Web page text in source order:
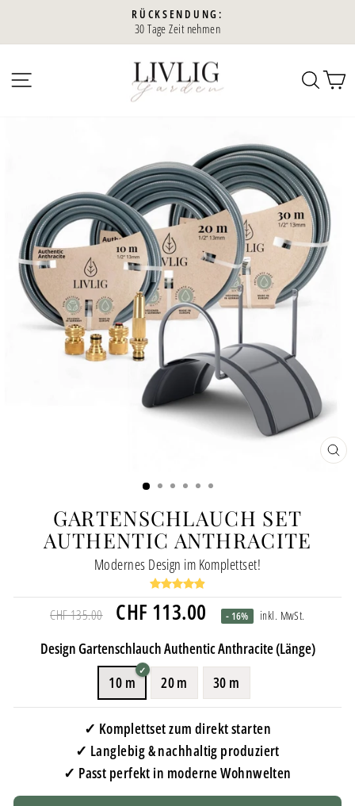
Inhalt
Diaporama
RÜCKSENDUNG:
30 Tage Zeit nehmen
SEITENNAVIGATION
GARTENSCHLAUCH SET
AUTHENTIC ANTHRACITE
Modernes Design im Komplettset!
Normaler
Preis
CHF 135.00 Sonderpreis
CHF 113.00 - 16% inkl. MwSt.
Design Gartenschlauch Authentic Anthracite (Länge)
10 m
20 m 30 m
✓ Komplettset zum direkt starten
✓ Langlebig & nachhaltig produziert
✓ Passt perfekt in moderne Wohnwelten